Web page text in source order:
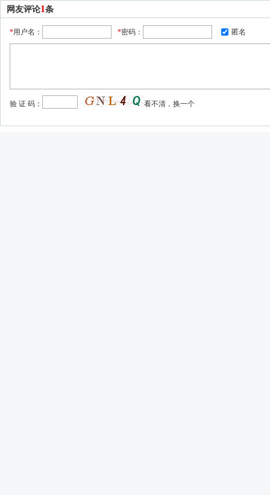
网友评论1条
*用户名： *密码： 匿名
验 证 码： 看不清，换一个